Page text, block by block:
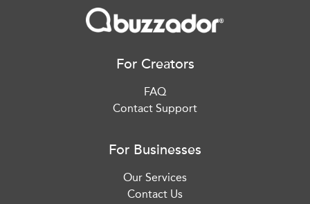
For Creators
FAQ
Contact Support
For Businesses
Our Services
Contact Us